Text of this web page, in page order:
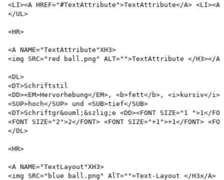
<LI><A HREF="#TextAttribute">TextAttribute</A> <LI><A
</UL>
<HR>
<A NAME="TextAttribute"XH3>
<img SRC="red ball.png" ALT="">TextAttribute </H3></A>
<DL>
<DT>Schriftstil
<DD><EM>Hervorhebung</EM>, <b>fett</b>, <i>kursiv</
<SUP>hoch</SUP> und <SUB>tief</SUB>
<DT>Schriftgr&ouml;&szlig;e <DD><FONT SIZE="1 ">1</
<FONT SIZE="2">2</FONT> <FONT SIZE="+1">+1</FONT>
</DL>
<HR>
<A NAME="TextLayout"XH3>
<img SRC="blue ball.png" AlT="">Text-Layout </H3x/A>